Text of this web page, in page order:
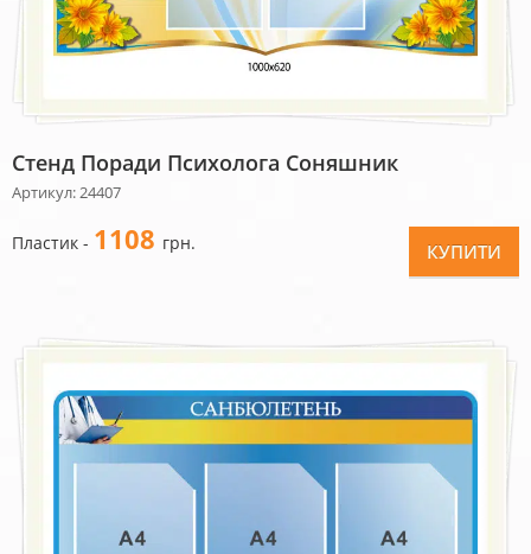
Стенд Поради Психолога Соняшник
Артикул: 24407
Пластик - 1108 грн. КУПИТИ